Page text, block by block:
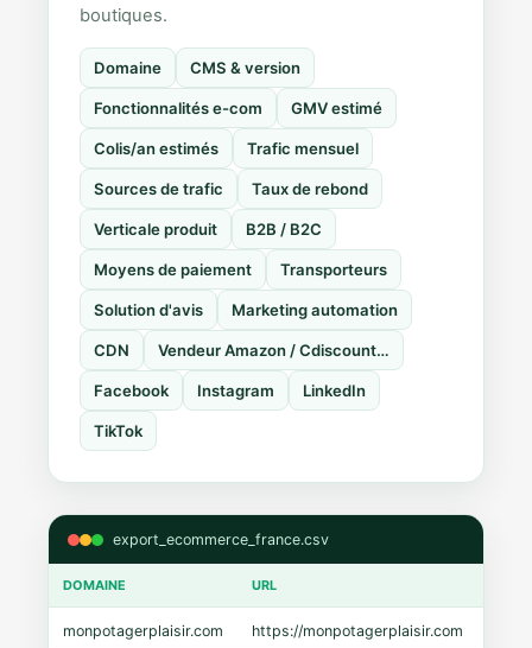
boutiques.
Domaine CMS & version
Fonctionnalités e-com GMV estimé
Colis/an estimés Trafic mensuel
Sources de trafic Taux de rebond
Verticale produit B2B / B2C
Moyens de paiement Transporteurs
Solution d'avis Marketing automation
CDN Vendeur Amazon / Cdiscount…
Facebook Instagram LinkedIn
TikTok
export_ecommerce_france.csv
DOMAINE URL
monpotagerplaisir.com https://monpotagerplaisir.com